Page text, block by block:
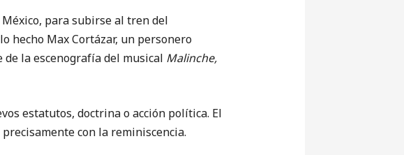
para subirse al tren del
hecho Max Cortázar, un personero
la escenografía del musical Malinche,
estatutos, doctrina o acción política. El
con la reminiscencia.